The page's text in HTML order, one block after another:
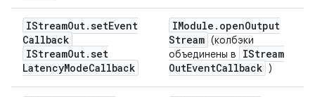
IStreamOut.setEvent
Callback
IStreamOut.set
LatencyModeCallback
IModule . openOutput
Stream (колбэки
объединены в
IStream
OutEventCallback )